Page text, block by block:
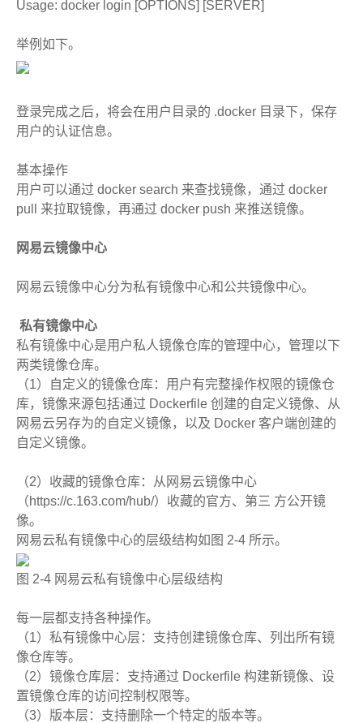
Usage: docker login [OPTIONS] [SERVER]
举例如下。
登录完成之后，将会在用户目录的 .docker 目录下，保存
用户的认证信息。
基本操作
用户可以通过 docker search 来查找镜像，通过 docker
pull 来拉取镜像，再通过 docker push 来推送镜像。
网易云镜像中心
网易云镜像中心分为私有镜像中心和公共镜像中心。
私有镜像中心
私有镜像中心是用户私人镜像仓库的管理中心，管理以下
两类镜像仓库。
（1）自定义的镜像仓库：用户有完整操作权限的镜像仓
库，镜像来源包括通过 Dockerfile 创建的自定义镜像、从
网易云另存为的自定义镜像，以及 Docker 客户端创建的
自定义镜像。
（2）收藏的镜像仓库：从网易云镜像中心
（https://c.163.com/hub/）收藏的官方、第三 方公开镜
像。
网易云私有镜像中心的层级结构如图 2-4 所示。
图 2-4 网易云私有镜像中心层级结构
每一层都支持各种操作。
（1）私有镜像中心层：支持创建镜像仓库、列出所有镜
像仓库等。
（2）镜像仓库层：支持通过 Dockerfile 构建新镜像、设
置镜像仓库的访问控制权限等。
（3）版本层：支持删除一个特定的版本等。